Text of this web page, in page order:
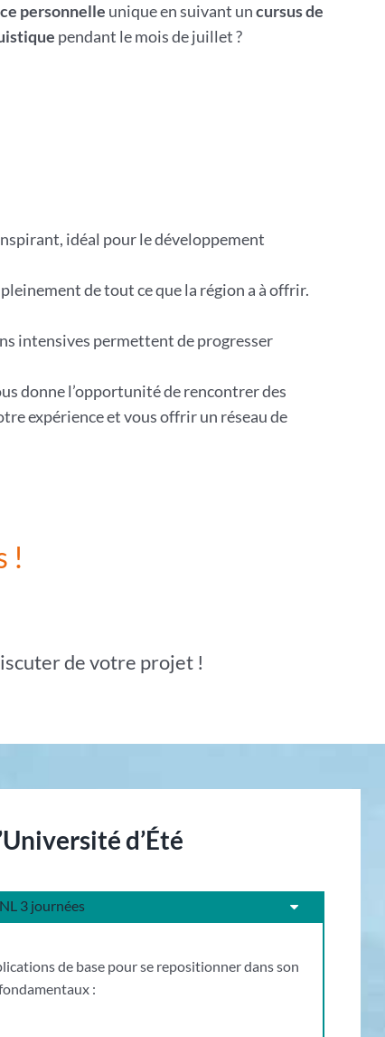
personnelle unique en suivant uncursus de
pendant le mois de juillet ?
idéal pour le développement
de tout ce que la région a à offrir.
intensives permettent de progresser
donne l’opportunité de rencontrer des
expérience et vous offrir un réseau de
!
de votre projet !
d’Été
3 journées
de base pour se repositionner dans son
: